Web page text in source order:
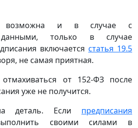
возможна и в случае с
данными, только в случае
включается статья 19.5
не самая приятная.
от 152-ФЗ после
уже не получится.
деталь. Если предписания
своими силами в